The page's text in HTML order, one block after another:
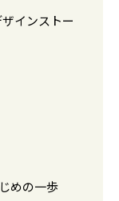
インストー
めの一歩